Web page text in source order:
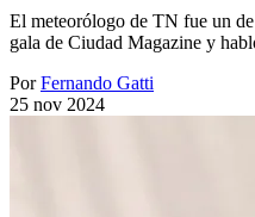
El meteorólogo de TN fue un
gala de Ciudad Magazine y
PorFernando Gatti
25 nov 2024